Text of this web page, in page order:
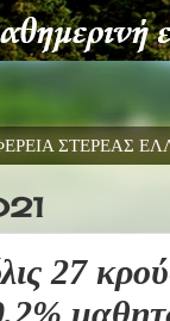
ΣΤΕΡΕΑΣ
27